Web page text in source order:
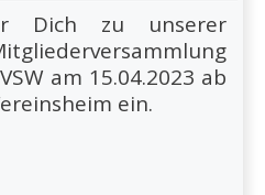
Dich zu unserer
am 15.04.2023 ab
ein.